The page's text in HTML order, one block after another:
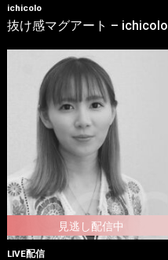
ichicolo
抜け感マグアート – ichicolo
LIVE配信